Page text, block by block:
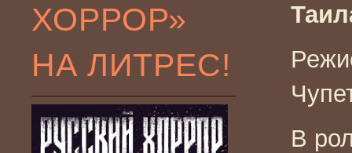
ХОРРОР»
НА ЛИТРЕС!
В